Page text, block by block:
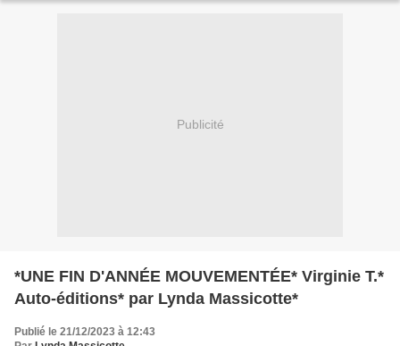
Publicité
*UNE FIN D'ANNÉE MOUVEMENTÉE* Virginie T.*
Auto-éditions* par Lynda Massicotte*
Publié le 21/12/2023 à 12:43